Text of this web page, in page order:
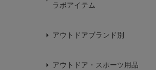
ラボアイテム
アウトドアブランド別
アウトドア・スポーツ用品